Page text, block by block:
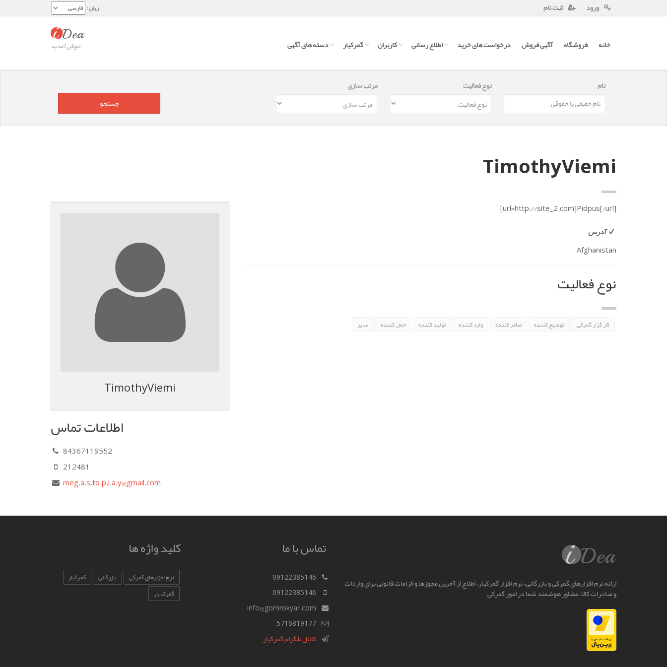
زبان : ورود ثبت نام
خوش آمدید خانه فروشگاه آگهی فروش درخواست های خرید اطلاع رسانی کاربران گمرکیار دسته های آگهی
نام نوع فعالیت مرتب سازی
TimothyViemi
TimothyViemi
اطلاعات تماس
84367119552
212481
meg.a.s.to.p.l.a.y@gmail.com
[url=http://site_2.com]Pidpus[/url]
آدرس
Afghanistan
نوع فعالیت
کار گزار گمرکی توضیع کننده صادر کننده وارد کننده تولید کننده حمل کننده سایر
ارائه نرم افزارهای گمرکی و بازرگانی، نرم افزار گمرکیار، اطلاع از آخرین مجوزها و الزامات قانونی برای واردات
و صادرات کالا، مشاور هوشمند شما در امور گمرکی
تماس با ما
09122385146
09122385146
info@gomrokyar.com
5716819177
کانال تلگرام گمرکیار
کلید واژه ها
نرم افزارهای گمرکی بازرگانی
گمرکیار
گمرک یار